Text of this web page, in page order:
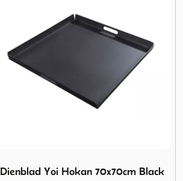
Dienblad Yoi Hokan 70x70cm Black